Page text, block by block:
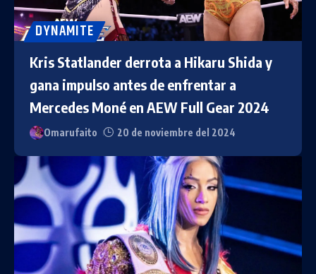
DYNAMITE
Kris Statlander derrota a Hikaru Shida y
gana impulso antes de enfrentar a
Mercedes Moné en AEW Full Gear 2024
Omarufaito 20 de noviembre del 2024